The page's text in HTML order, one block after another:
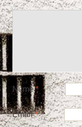
Nume*
Email*